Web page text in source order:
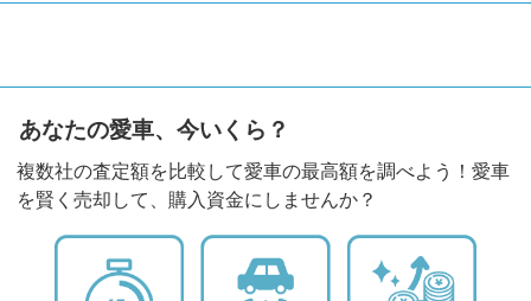
あなたの愛車、今いくら？
複数社の査定額を比較して愛車の最高額を調べよう！愛車
を賢く売却して、購入資金にしませんか？